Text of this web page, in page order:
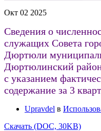
Окт 02 2025
Сведения о
служащих Совета
Дюртюли
Дюртюлинский
с указанием
содержание за 3
Upravdel в
Скачать (DOC, 30KB)